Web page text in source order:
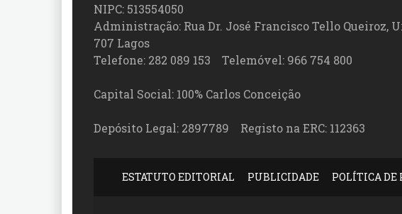
NIPC: 513554050
Administração: Rua Dr. José Francisco Tello Queiroz,
707 Lagos
Telefone: 282 089 153 Telemóvel: 966 754 800
Capital Social: 100% Carlos Conceição
Depósito Legal: 2897789 Registo na ERC: 112363
ESTATUTO EDITORIAL PUBLICIDADE POLÍTICA DE